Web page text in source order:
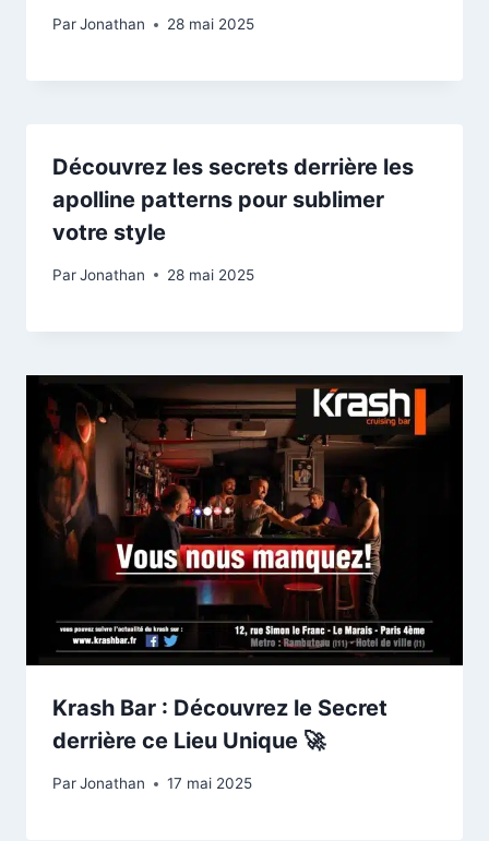
ParJonathan 28 mai 2025
Découvrez les secrets derrière les
apolline patterns pour sublimer
votre style
ParJonathan 28 mai 2025
Krash Bar : Découvrez le Secret
derrière ce Lieu Unique 🚀
ParJonathan 17 mai 2025